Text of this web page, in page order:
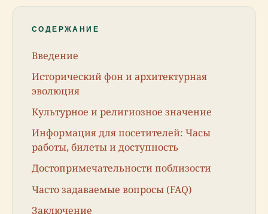
СОДЕРЖАНИЕ
Введение
Исторический фон и архитектурная
эволюция
Культурное и религиозное значение
Информация для посетителей: Часы
работы, билеты и доступность
Достопримечательности поблизости
Часто задаваемые вопросы (FAQ)
Заключение